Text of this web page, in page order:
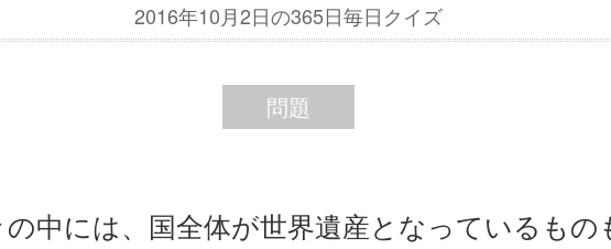
2016年10月2日の365日毎日クイズ
問題
中には、国全体が世界遺産となっているもの